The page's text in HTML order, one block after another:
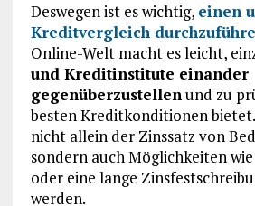
Deswegen ist es wichtig, einen
Kreditvergleich
Online-Welt macht es leicht,
und Kreditinstitute einander
gegenüberzustellenund zu
besten Kreditkonditionen
nicht allein der Zinssatz von
sondern auch Möglichkeiten
oder eine lange
werden.